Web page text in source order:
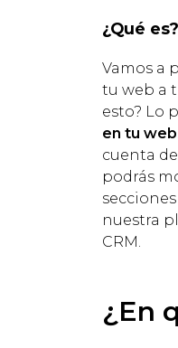
¿Qué es?
Vamos a
tu web a
esto? Lo
en tu web
cuenta
podrás
nuestra
CRM.
¿En